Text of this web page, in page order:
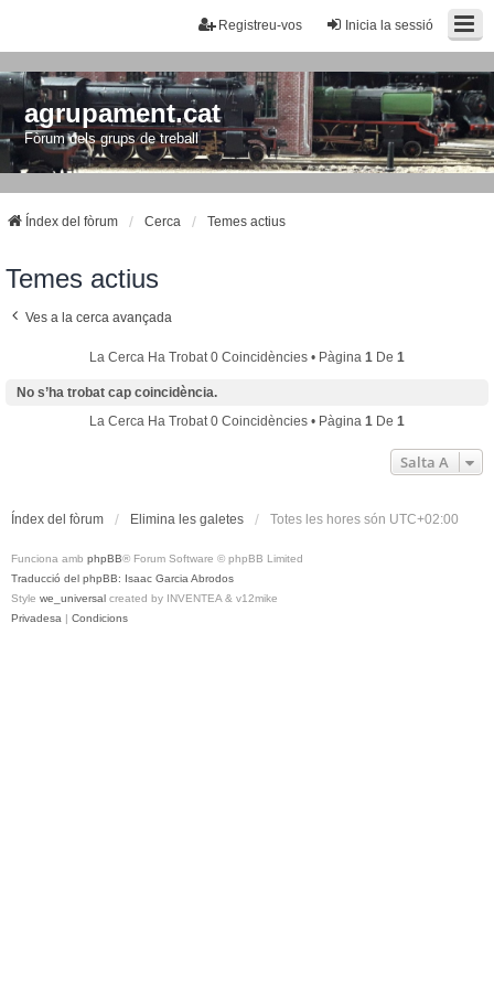
Inicia la sessió
Registreu-vos
agrupament.cat
Fòrum dels grups de treball
Índex del fòrum Cerca Temes actius
Temes actius
Ves a la cerca avançada
La Cerca Ha Trobat 0 Coincidències • Pàgina 1 De 1
No s’ha trobat cap coincidència.
La Cerca Ha Trobat 0 Coincidències • Pàgina 1 De 1
Salta A
Índex del fòrum Elimina les galetes Totes les hores són UTC+02:00
Funciona amb phpBB® Forum Software © phpBB Limited
Traducció del phpBB: Isaac Garcia Abrodos
Style we_universal created by INVENTEA & v12mike
Privadesa | Condicions